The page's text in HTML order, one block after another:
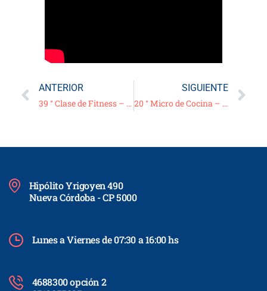
ANTERIOR
39 ° Clase de Fitness – 05/07/21
SIGUIENTE
20 ° Micro de Cocina – “Mazamorra” –
Hipólito Yrigoyen 490
Nueva Córdoba - CP 5000
Lunes a Viernes de 07:30 a 16:00 hs
4688300 opción 2